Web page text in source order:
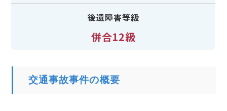
後遺障害等級
併合12級
交通事故事件の概要